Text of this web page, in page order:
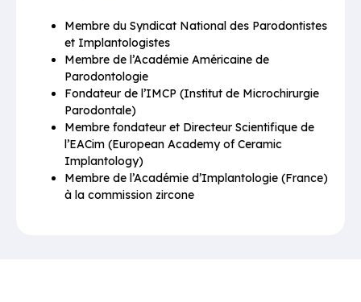
Membre du Syndicat National des Parodontistes
et Implantologistes
Membre de l’Académie Américaine de
Parodontologie
Fondateur de l’IMCP (Institut de Microchirurgie
Parodontale)
Membre fondateur et Directeur Scientifique de
l’EACim (European Academy of Ceramic
Implantology)
Membre de l’Académie d’Implantologie (France)
à la commission zircone